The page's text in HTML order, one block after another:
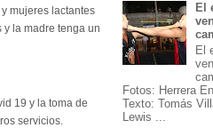
mujeres lactantes
y la madre tenga un
19 y la toma de
servicios.
El
El
Fotos: Herrera
Texto: Tomás
Lewis ...